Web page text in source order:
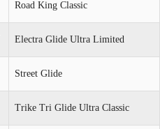
Road King Classic
Electra Glide Ultra Limited
Street Glide
Trike Tri Glide Ultra Classic